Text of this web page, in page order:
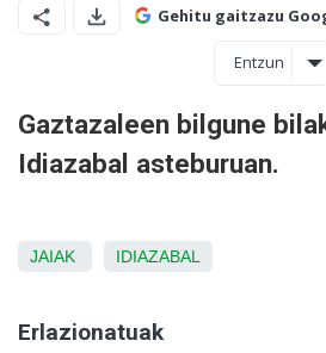
Gehitu gaitzazu
Entzun
Gaztazaleen bilgune
Idiazabal asteburuan.
JAIAK IDIAZABAL
Erlazionatuak